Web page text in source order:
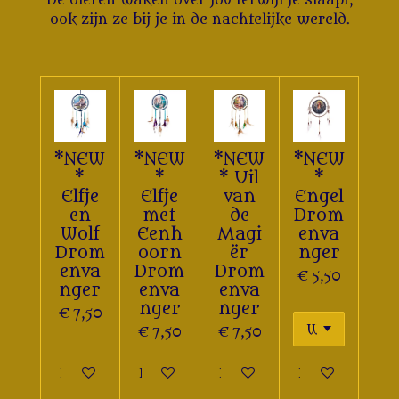
ook zijn ze bij je in de nachtelijke wereld.
*NEW
*
Elfje
en
Wolf
Drom
enva
nger
€ 7,50
In winkelwagen
*NEW
*
Elfje
met
Eenh
oorn
Drom
enva
nger
€ 7,50
In winkelwagen
*NEW
* Uil
van
de
Magi
ër
Drom
enva
nger
€ 7,50
In winkelwagen
*NEW
*
Engel
Drom
enva
nger
€ 5,50
In